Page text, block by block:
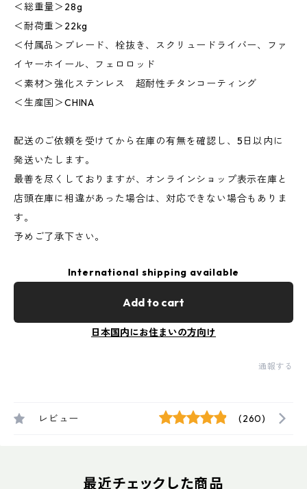
＜総重量＞28g
＜耐荷重＞22kg
＜付属品＞ブレード、栓抜き、スクリュードライバー、ファ
イヤーホイール、フェロロッド
＜素材＞強化ステンレス 超耐性チタンコーティング
＜生産国＞CHINA
配送のご依頼を受けてから在庫の有無を確認し、5日以内に
発送いたします。
最善を尽くしておりますが、オンラインショップ表示在庫と
店頭在庫に相違があった場合は、対応できない場合もありま
す。
予めご了承下さい。
International shipping available
Add to cart
日本国内にお住まいの方向け
通報する
レビュー (260)
最近チェックした商品